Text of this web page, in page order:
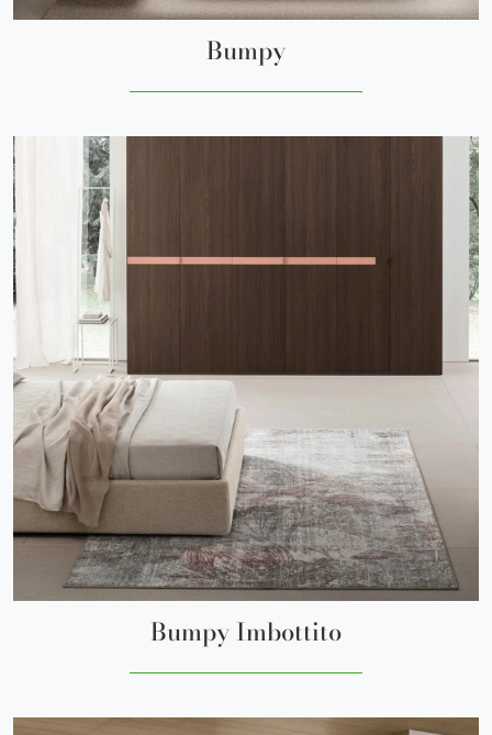
Bumpy
Bumpy Imbottito